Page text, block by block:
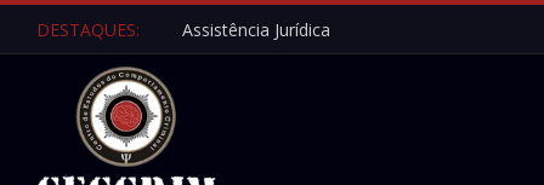
DESTAQUES: Assistência Jurídica